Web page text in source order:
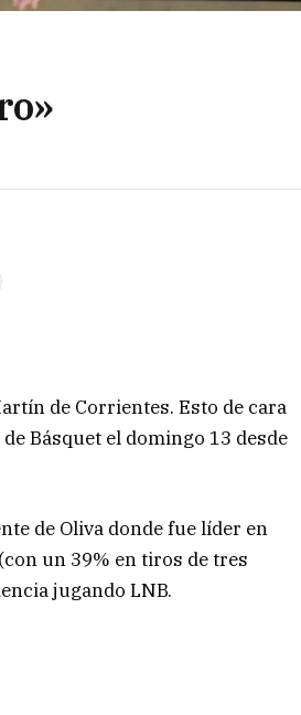
de Corrientes. Esto de cara
Básquet el domingo 13 desde
de Oliva donde fue líder en
un 39% en tiros de tres
jugando LNB.